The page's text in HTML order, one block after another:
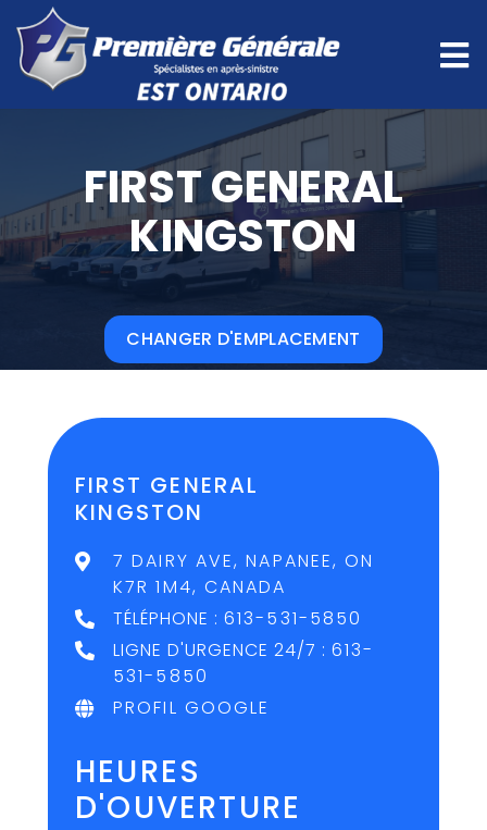
FIRST GENERAL
KINGSTON
CHANGER D'EMPLACEMENT
FIRST GENERAL
KINGSTON
7 DAIRY AVE, NAPANEE, ON
K7R 1M4, CANADA
TÉLÉPHONE : 613-531-5850
LIGNE D'URGENCE 24/7 : 613-
531-5850
PROFIL GOOGLE
HEURES
D'OUVERTURE